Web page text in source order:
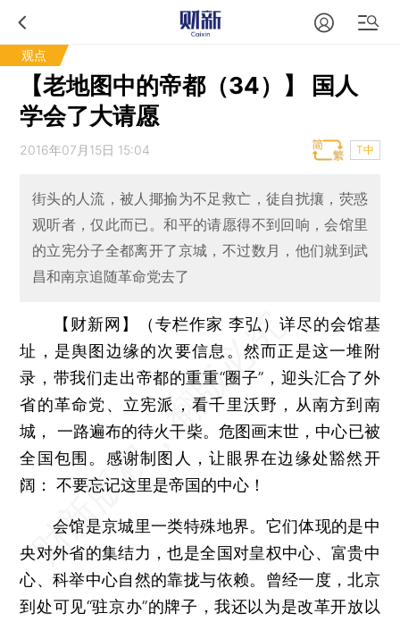
观点
【老地图中的帝都（34）】 国人
学会了大请愿
2016年07月15日 15:04 T中
街头的人流，被人揶揄为不足救亡，徒自扰攘，荧惑
观听者，仅此而已。和平的请愿得不到回响，会馆里
的立宪分子全都离开了京城，不过数月，他们就到武
昌和南京追随革命党去了
【财新网】（专栏作家 李弘） 详尽的会馆基
址，是舆图边缘的次要信息。然而正是这一堆附
录，带我们走出帝都的重重“圈子”，迎头汇合了外
省的革命党、立宪派，看千里沃野，从南方到南
城， 一路遍布的待火干柴。危图画末世，中心已被
全国包围。感谢制图人，让眼界在边缘处豁然开
阔： 不要忘记这里是帝国的中心！
会馆是京城里一类特殊地界。它们体现的是中
央对外省的集结力，也是全国对皇权中心、富贵中
心、科举中心自然的靠拢与依赖。曾经一度，北京
到处可见“驻京办”的牌子，我还以为是改革开放以